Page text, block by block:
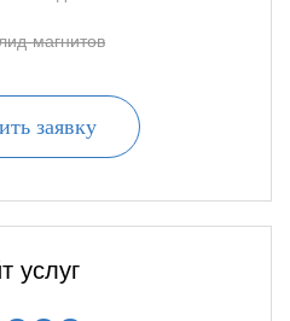
магнитов
заявку
услуг